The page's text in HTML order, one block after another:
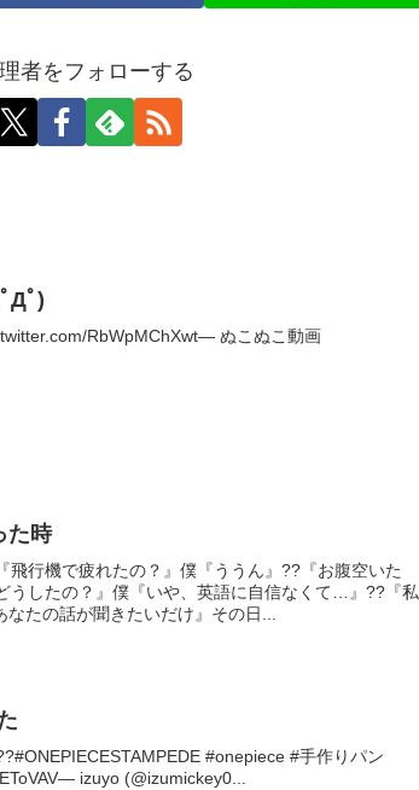
者をフォローする
Дﾟ)
RbWpMChXwt— ぬこぬこ動画
た時
行機で疲れたの？』僕『ううん』??『お腹空いた
うしたの？』僕『いや、英語に自信なくて…』??『私
たの話が聞きたいだけ』その日...
#onepiece #手作りパン
izuyo (@izumickey0...